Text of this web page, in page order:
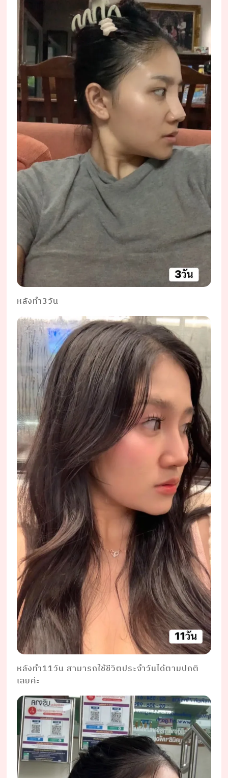
หลังทำ3วัน
หลังทำ11วัน สามารถใช้ชีวิตประจำวันได้ตามปกติ
เลยค่ะ